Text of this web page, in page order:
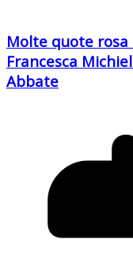
Molte quote
Francesca
Abbate